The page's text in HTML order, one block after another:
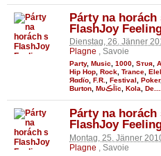
Párty na horách
FlashJoy
Dienstag, 26. Jänner
Plagne , Savoie
Party, Music, 1000, Sтυя,
Hip Hop, Rock, Trance,
Яαdϊo, F.R., Festival , Poker
Burton, MυڪĪīc, Kola,
Párty na horách
FlashJoy
Montag, 25. Jänner
Plagne
, Savoie